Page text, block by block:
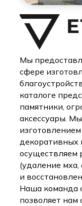
Мы
сфере
каталоге
памятники,
аксессуары.
декоративных
осуществляем
(удаление мха,
и
Наша команда
позволяет нам